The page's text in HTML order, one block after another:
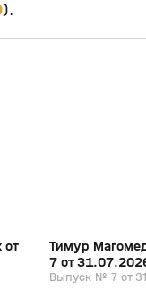
).
от
Тимур
7 от
Выпуск № 7 от